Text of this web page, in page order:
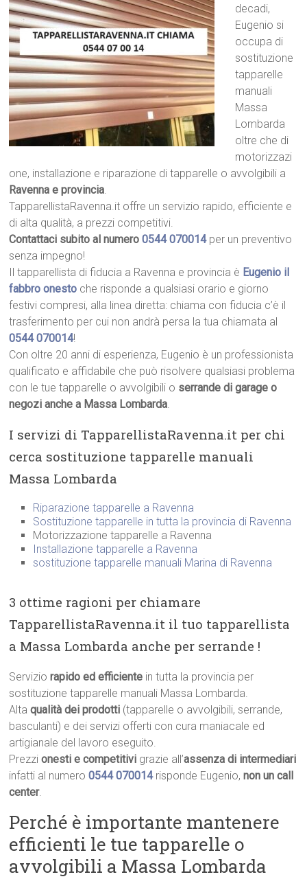
decadi,
Eugenio si
occupa di
sostituzione
tapparelle
manuali
Massa
Lombarda
oltre che di
motorizzazi
one, installazione e riparazione di tapparelle o avvolgibili a
Ravenna e provincia.
TapparellistaRavenna.it offre un servizio rapido, efficiente e
di alta qualità, a prezzi competitivi.
Contattaci subito al numero0544 070014per un preventivo
senza impegno!
Il tapparellista di fiducia a Ravenna e provincia è Eugenio il
fabbro onesto che risponde a qualsiasi orario e giorno
festivi compresi, alla linea diretta: chiama con fiducia c’è il
trasferimento per cui non andrà persa la tua chiamata al
0544 070014!
Con oltre 20 anni di esperienza, Eugenio è un professionista
qualificato e affidabile che può risolvere qualsiasi problema
con le tue tapparelle o avvolgibili o serrande di garage o
negozi anche a Massa Lombarda.
I servizi di TapparellistaRavenna.it per chi
cerca sostituzione tapparelle manuali
Massa Lombarda
Riparazione tapparelle a Ravenna
Sostituzione tapparelle in tutta la provincia di Ravenna
Motorizzazione tapparelle a Ravenna
Installazione tapparelle a Ravenna
sostituzione tapparelle manuali Marina di Ravenna
3 ottime ragioni per chiamare
TapparellistaRavenna.it il tuo tapparellista
a Massa Lombarda anche per serrande !
Serviziorapido ed efficiente in tutta la provincia per
sostituzione tapparelle manuali Massa Lombarda.
Altaqualità dei prodotti (tapparelle o avvolgibili, serrande,
basculanti) e dei servizi offerti con cura maniacale ed
artigianale del lavoro eseguito.
Prezzionesti e competitivi grazie all’assenza di intermediari
infatti al numero0544 070014 risponde Eugenio,non un call
center.
Perché è importante mantenere
efficienti le tue tapparelle o
avvolgibili a Massa Lombarda